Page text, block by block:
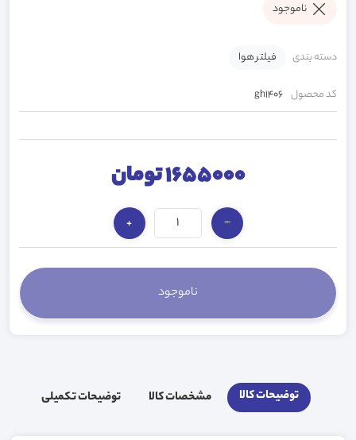
ناموجود
دسته بندی فیلتر هوا
کد محصول gh1406
1655000 تومان
−
+
توضیحات کالا مشخصات کالا توضیحات تکمیلی